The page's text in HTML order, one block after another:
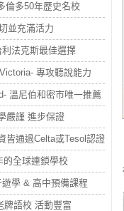
倫多50年歷史名校
並充滿活力
利法克斯最佳選擇
Inlingua Victoria‏- 專攻聽說能力
溫尼伯和密市唯一推薦
嚴謹 進步保證
皆通過Celta或Tesol認證
的全球連鎖學校
遊學 & 高中預備課程
牌語校 活動豐富